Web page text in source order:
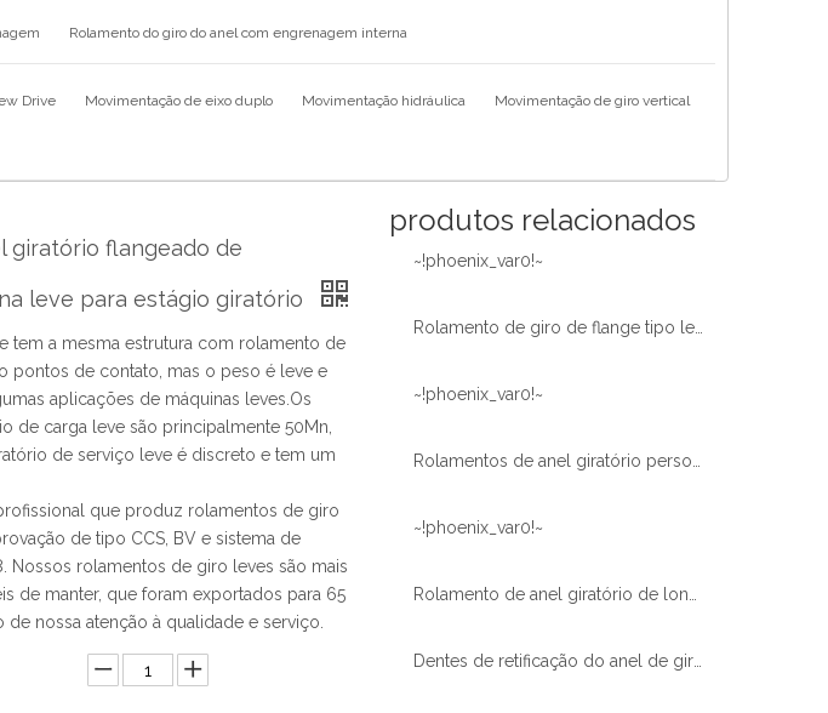
Rolamento do giro do anel com engrenagem interna
Drive Movimentação de eixo duplo Movimentação hidráulica Movimentação de giro vertical
giratório flangeado de
leve para estágio giratório
tem a mesma estrutura com rolamento de
pontos de contato, mas o peso é leve e
aplicações de máquinas leves.Os
de carga leve são principalmente 50Mn,
de serviço leve é ​​discreto e tem um
que produz rolamentos de giro
de tipo CCS, BV e sistema de
Nossos rolamentos de giro leves são mais
de manter, que foram exportados para 65
de nossa atenção à qualidade e serviço.
produtos relacionados
~!phoenix_var0!~
~!phoenix_var0!~
~!phoenix_var0!~